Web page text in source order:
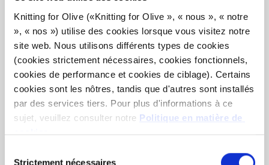
Knitting for Olive («Knitting for Olive », « nous », « notre
», « nos ») utilise des cookies lorsque vous visitez notre
site web. Nous utilisons différents types de cookies
(cookies strictement nécessaires, cookies fonctionnels,
cookies de performance et cookies de ciblage). Certains
cookies sont les nôtres, tandis que d'autres sont installés
par des services tiers. Pour plus d'informations à ce
sujet, veuillez consulter notre Politique en matière de
cookies.
qui ne sont pas indispensables au fonctionnement du site
Strictement nécessaires
CHOISISSEZ LA LANGUE
Vous voulez acheter le fil ?
J'AIMERAIS ACHETER DE FIL CORRESPONDANT